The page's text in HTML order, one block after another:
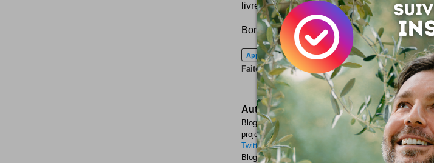
livrer non plus :)
Bon, sinon tout va bien :)
Apple Keynote Hébergement Web
Faites plaisir à vos amis : partagez !
Auteur :Simon Tripnaux
Blogueur lifestyle - Content manager & expert
projets par les mots. Adepte de l'écriture depuis 1978.
Twitter Facebook
Blogueur ? Auteur ?
Rejoignez la rédaction !